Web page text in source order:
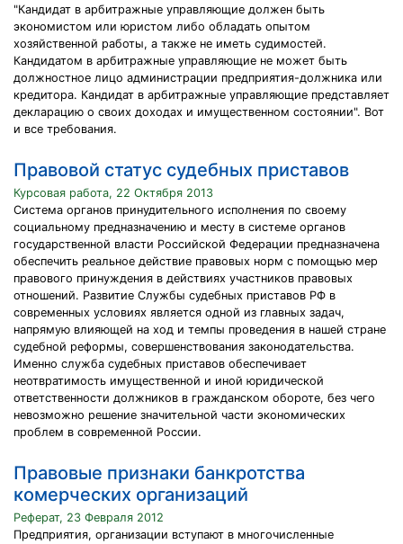
"Кандидат в арбитражные управляющие должен быть
экономистом или юристом либо обладать опытом
хозяйственной работы, а также не иметь судимостей.
Кандидатом в арбитражные управляющие не может быть
должностное лицо администрации предприятия-должника или
кредитора. Кандидат в арбитражные управляющие представляет
декларацию о своих доходах и имущественном состоянии". Вот
и все требования.
Правовой статус судебных приставов
Курсовая работа, 22 Октября 2013
Система органов принудительного исполнения по своему
социальному предназначению и месту в системе органов
государственной власти Российской Федерации предназначена
обеспечить реальное действие правовых норм с помощью мер
правового принуждения в действиях участников правовых
отношений. Развитие Службы судебных приставов РФ в
современных условиях является одной из главных задач,
напрямую влияющей на ход и темпы проведения в нашей стране
судебной реформы, совершенствования законодательства.
Именно служба судебных приставов обеспечивает
неотвратимость имущественной и иной юридической
ответственности должников в гражданском обороте, без чего
невозможно решение значительной части экономических
проблем в современной России.
Правовые признаки банкротства
комерческих организаций
Реферат, 23 Февраля 2012
Предприятия, организации вступают в многочисленные